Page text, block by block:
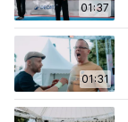
01:37
01:31